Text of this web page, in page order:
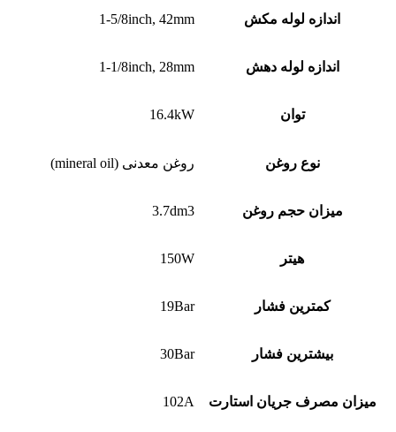
اندازه لوله مکش 1-5/8inch, 42mm
اندازه لوله دهش 1-1/8inch, 28mm
توان 16.4kW
نوع روغن روغن معدنی (mineral oil)
میزان حجم روغن 3.7dm3
هیتر 150W
کمترین فشار 19Bar
بیشترین فشار 30Bar
میزان مصرف جریان استارت 102A